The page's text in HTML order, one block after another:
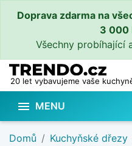
Doprava zdarma na
3 000
Všechny probíhající
20 let vybavujeme vaše
 MENU
Domů Kuchyňské dřezy